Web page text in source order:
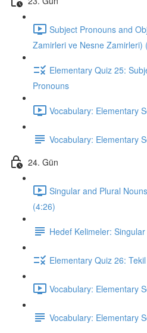
Subject Pronouns and
Zamirleri ve Nesne Zamirleri)
Elementary Quiz 25:
Pronouns
Vocabulary: Elementary
Vocabulary: Elementary
24. Gün
Singular and Plural
(4:26)
Hedef Kelimeler:
Elementary Quiz 26:
Vocabulary: Elementary
Vocabulary: Elementary